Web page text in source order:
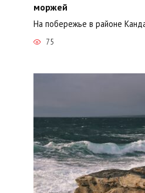
моржей
На побережье в районе
75